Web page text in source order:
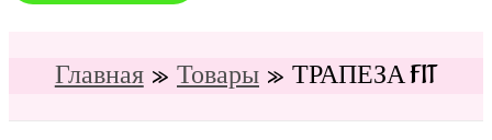
Главная Товары ТРАПЕЗА FIT